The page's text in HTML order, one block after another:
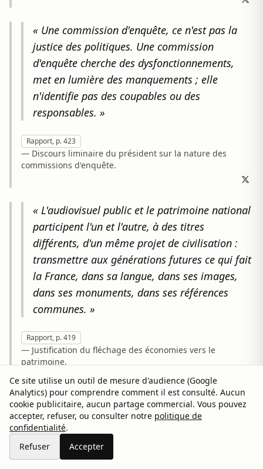
« Une commission d'enquête, ce n'est pas la
justice des politiques. Une commission
d'enquête cherche des dysfonctionnements,
met en lumière des manquements ; elle
n'identifie pas des coupables ou des
responsables. »
Rapport, p. 423
— Discours liminaire du président sur la nature des
commissions d'enquête.
« L'audiovisuel public et le patrimoine national
participent l'un et l'autre, à des titres
différents, d'un même projet de civilisation :
transmettre aux générations futures ce qui fait
la France, dans sa langue, dans ses images,
dans ses monuments, dans ses références
communes. »
Rapport, p. 419
— Justification du fléchage des économies vers le
patrimoine.
« Sur la réduction de l'avantage fiscal des
journalistes, je pense que vous avez vu que la
proposition est assez mesurée. [...] quand ça
concerne des journalistes dont le salaire brut
Ce site utilise un outil de mesure d'audience (Google
Analytics) pour comprendre comment il est consulté. Aucun
cookie publicitaire, aucun partage commercial. Vous pouvez
accepter, refuser, ou consulter notre politique de
confidentialité.
Refuser
Accepter